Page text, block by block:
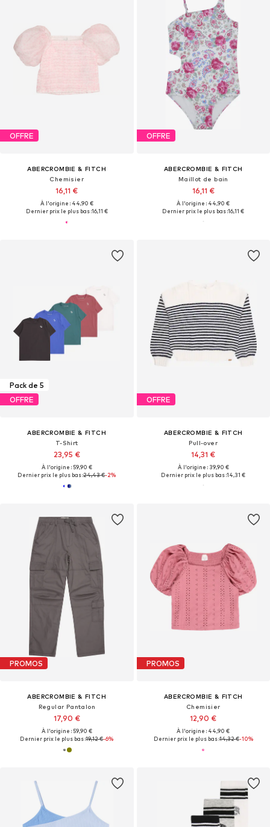
OFFRE
ABERCROMBIE & FITCH
Chemisier
16,11 €
À l'origine : 44,90 €
Dernier prix le plus bas :16,11 €
OFFRE
ABERCROMBIE & FITCH
Maillot de bain
16,11 €
À l'origine : 44,90 €
Dernier prix le plus bas :16,11 €
Pack de 5
OFFRE
ABERCROMBIE & FITCH
T-Shirt
23,95 €
À l'origine : 59,90 €
Dernier prix le plus bas :24,43 €-2%
OFFRE
ABERCROMBIE & FITCH
Pull-over
14,31 €
À l'origine : 39,90 €
Dernier prix le plus bas :14,31 €
PROMOS
ABERCROMBIE & FITCH
Regular Pantalon
17,90 €
À l'origine : 59,90 €
Dernier prix le plus bas :19,12 €-6%
PROMOS
ABERCROMBIE & FITCH
Chemisier
12,90 €
À l'origine : 44,90 €
Dernier prix le plus bas :14,32 €-10%